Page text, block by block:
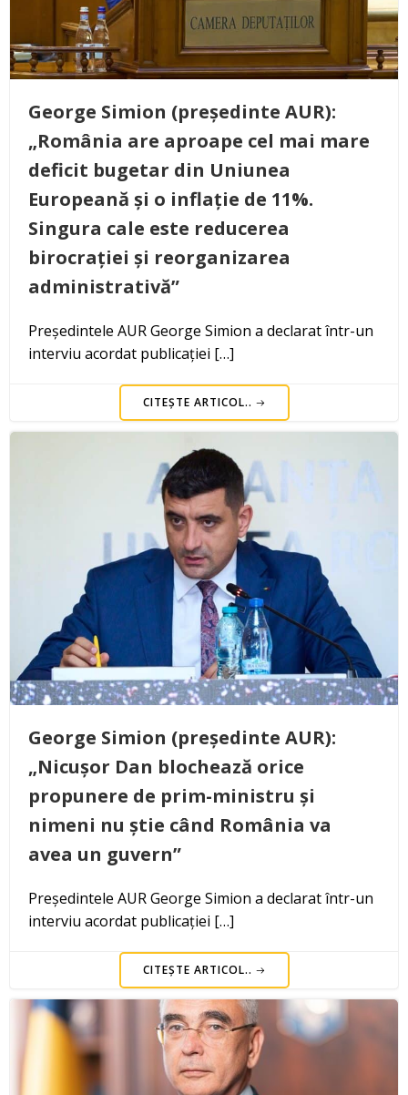
George Simion (președinte AUR):
„România are aproape cel mai mare
deficit bugetar din Uniunea
Europeană și o inflație de 11%.
Singura cale este reducerea
birocrației și reorganizarea
administrativă”
Președintele AUR George Simion a declarat într-un
interviu acordat publicației […]
CITEȘTE ARTICOL..
George Simion (președinte AUR):
„Nicușor Dan blochează orice
propunere de prim-ministru și
nimeni nu știe când România va
avea un guvern”
Președintele AUR George Simion a declarat într-un
interviu acordat publicației […]
CITEȘTE ARTICOL..